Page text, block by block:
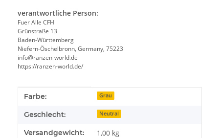
verantwortliche Person:
Fuer Alle CFH
Grünstraße 13
Baden-Württemberg
Niefern-Öschelbronn, Germany, 75223
info@ranzen-world.de
https://ranzen-world.de/
Produkteigenschaft
Wert
Farbe: Grau
Geschlecht: Neutral
Versandgewicht: 1,00 kg